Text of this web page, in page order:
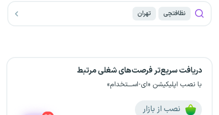
نظافتچی تهران
دریافت سریع‌تر فرصت‌های شغلی مرتبط
با نصب اپلیکیشن «ای-اســـتخدام»
نصب از بازار